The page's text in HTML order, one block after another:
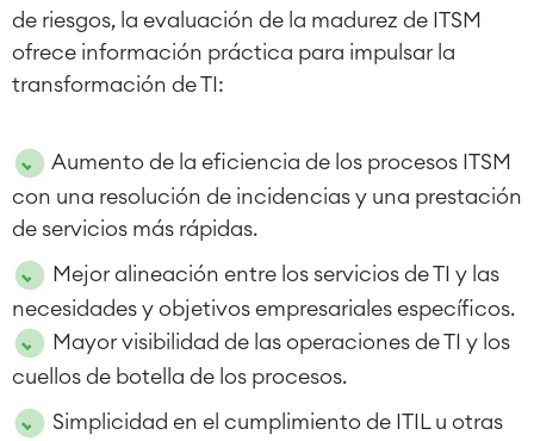
de riesgos, la evaluación de la madurez de ITSM
ofrece información práctica para impulsar la
transformación de TI:
Aumento de la eficiencia de los procesos ITSM
con una resolución de incidencias y una prestación
de servicios más rápidas.
Mejor alineación entre los servicios de TI y las
necesidades y objetivos empresariales específicos.
Mayor visibilidad de las operaciones de TI y los
cuellos de botella de los procesos.
Simplicidad en el cumplimiento de ITIL u otras